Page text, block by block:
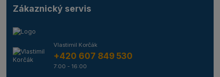
Zákaznický servis
Vlastimil Korčák
+420 607 849 530
7:00 - 16:00